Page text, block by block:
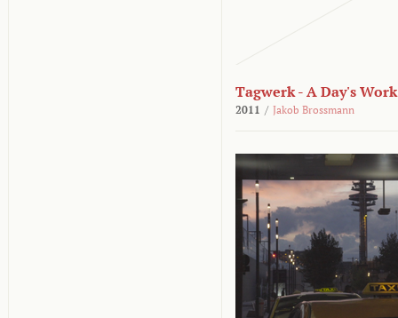
Tagwerk - A Day's Work
2011 / Jakob Brossmann